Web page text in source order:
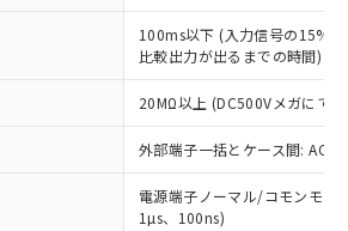
100ms以下 (入力信号の15%
比較出力が出るまでの時間)
20MΩ以上 (DC500Vメガにて)
外部端子一括とケース間:
電源端子ノーマル/コモンモ
1µs、100ns)
況および標準価格照会結果は、
いる更新日時点での社内デー
づき作成されるものであり、閲
た時点での実際の在庫および標
とは異なる場合があることをご
納期状況および標準価格はお客
取引先、またはお客様担当のオ
制御機器販売店・当社販売員に
10物質）：
以下、 水銀(Hg) 1000ppm以下、 カド
1000ppm以下、ポリ臭化ビフェニル
以下、ポリ臭化ジフェニルエーテル類
：DOP) 1000ppm以下、フタル酸ブチ
） 1000ppm以下、フタル酸ジブチル
以下、フタル酸ジイソブチル
以下
で産業用監視および制御機器に対する
質の基準値 (GB/T26572)：
、 Hg(水銀) : 1000ppm、 Cd(カドミウ
ム) : 1000ppm、 PBBs(ポリ臭化ビフェ
、 PBDEs(ポリ臭化ジフェニルエーテ
ブチル) : 1000ppm、 DIBP(フタル酸ジ
、 BBP(フタル酸ブチルベンジ
規制貨物等」という）を輸出
国外への提供する場合は、日本
の輸出許可(または役務取引許
得するなどの必要な手続きを
規制貨物を破棄する場合は、完
砕するなど、違法に輸出されな
必要な手段を講じます。
定数以上の在庫あり
定数には満たないが在庫あり